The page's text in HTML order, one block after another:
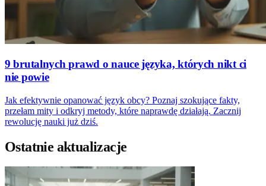
9 brutalnych prawd o nauce języka, których nikt ci
nie powie
Jak efektywnie opanować język obcy? Poznaj szokujące fakty,
przełam mity i odkryj metody, które naprawdę działają. Zacznij
rewolucję nauki już dziś.
Ostatnie aktualizacje